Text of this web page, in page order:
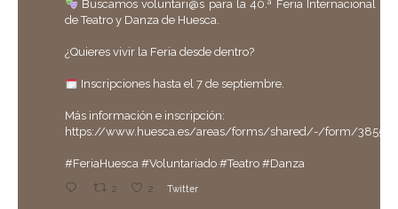
Buscamos voluntari@s para la 40.ª Feria Internacional
de Teatro y Danza de Huesca.
¿Quieres vivir la Feria desde dentro?
Inscripciones hasta el 7 de septiembre.
Más información e inscripción:
https://www.huesca.es/areas/forms/shared/-/form/
#FeriaHuesca #Voluntariado #Teatro #Danza
2 2 Twitter